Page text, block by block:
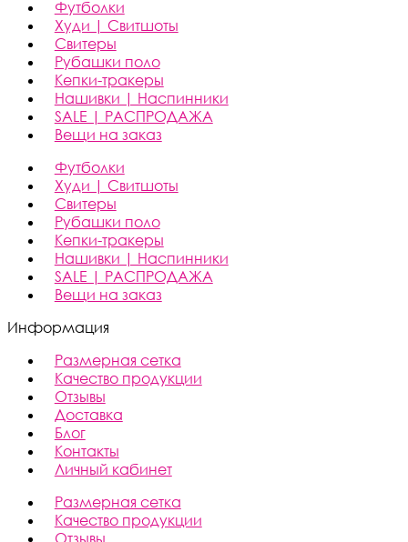
Футболки
Худи | Свитшоты
Свитеры
Рубашки поло
Кепки-тракеры
Нашивки | Наспинники
SALE | РАСПРОДАЖА
Вещи на заказ
Футболки
Худи | Свитшоты
Свитеры
Рубашки поло
Кепки-тракеры
Нашивки | Наспинники
SALE | РАСПРОДАЖА
Вещи на заказ
Информация
Размерная сетка
Качество продукции
Отзывы
Доставка
Блог
Контакты
Личный кабинет
Размерная сетка
Качество продукции
Отзывы